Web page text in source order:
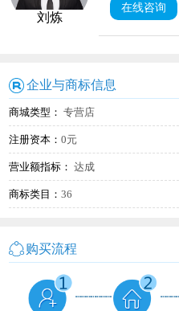
刘炼
在线咨询
企业与商标信息
商城类型： 专营店
注册资本：0元
营业额指标： 达成
商标类目：36
购买流程